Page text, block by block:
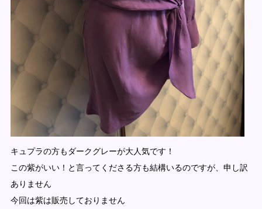
キュプラの方もダークグレーが大人気です！
この紫がいい！と言ってくださる方も結構いるのですが、申し訳
ありません
今回は紫は販売しておりません